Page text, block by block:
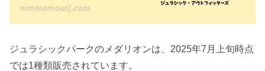
ジュラシックパークのメダリオンは、2025年7月上旬時点
では1種類販売されています。